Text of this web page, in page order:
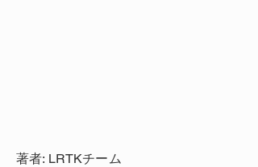
著者: LRTKチーム